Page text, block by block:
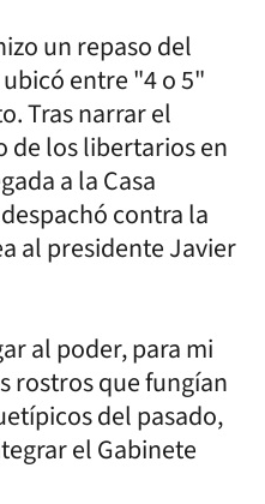
un repaso del
entre "4 o 5"
Tras narrar el
de los libertarios en
a la Casa
contra la
al presidente Javier
al poder, para mi
rostros que fungían
del pasado,
el Gabinete